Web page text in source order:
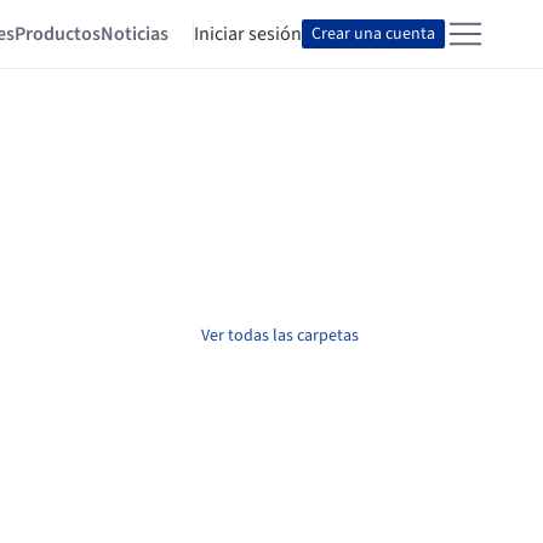
ProductosNoticias Iniciar sesión Crear una cuenta
Ver todas las carpetas